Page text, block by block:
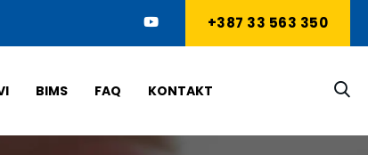
+387 33 563 350
BIMS FAQ KONTAKT